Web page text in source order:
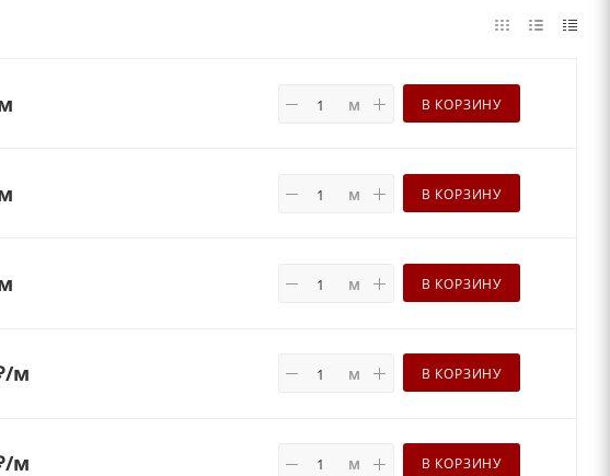
м В КОРЗИНУ
м В КОРЗИНУ
м В КОРЗИНУ
/м м В КОРЗИНУ
/м м В КОРЗИНУ